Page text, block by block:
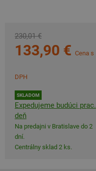
230,01 €
133,90 € Cena s
DPH
SKLADOM
Expedujeme budúci prac.
deň
Na predajni v Bratislave do 2
dní.
Centrálny sklad 2 ks.